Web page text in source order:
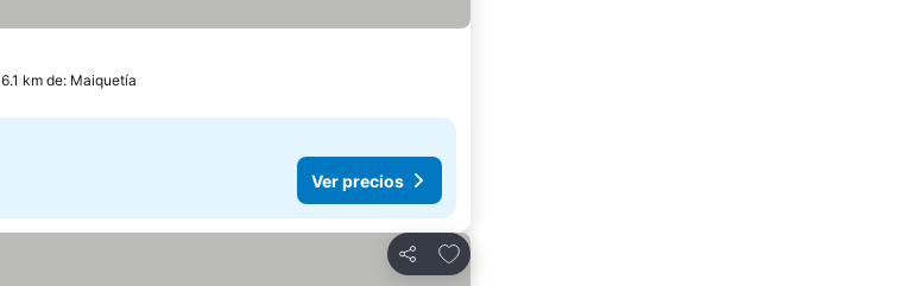
km de: Maiquetía
Ver precios
Compartir
Agregar a favoritos